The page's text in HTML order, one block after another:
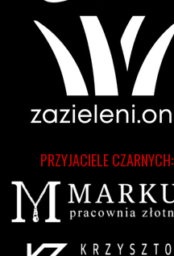
PRZYJACIELE CZARNYCH: